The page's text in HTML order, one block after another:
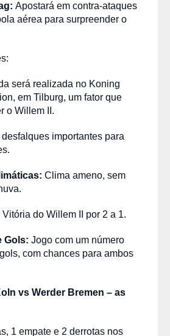
Apostará em contra-ataques
aérea para surpreender o
será realizada no Koning
em Tilburg, um fator que
o Willem II.
desfalques importantes para
Clima ameno, sem
Vitória do Willem II por 2 a 1.
Gols: Jogo com um número
com chances para ambos
vs Werder Bremen – as
1 empate e 2 derrotas nos